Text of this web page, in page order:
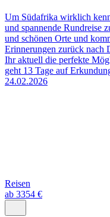
Um Südafrika wirklich
und spannende Rundreise
und schönen Orte und
Erinnerungen zurück nach
Ihr aktuell die perfekte
geht 13 Tage auf
24.02.2026
Reisen
ab 3354 €